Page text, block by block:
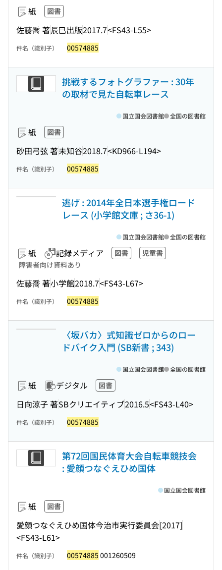
紙 図書
佐藤喬 著辰巳出版2017.7<FS43-L55>
件名（識別子） 00574885
挑戦するフォトグラファー : 30年
の取材で見た自転車レース
紙 図書
砂田弓弦 著未知谷2018.7<KD966-L194>
国立国会図書館 全国の図書館
件名（識別子） 00574885
逃げ : 2014年全日本選手権ロード
レース (小学館文庫 ; さ36-1)
紙 記録メディア 図書
児童書
障害者向け資料あり
佐藤喬 著小学館2018.7<FS43-L67>
国立国会図書館 全国の図書館
件名（識別子） 00574885
〈坂バカ〉式知識ゼロからのロー
ドバイク入門 (SB新書 ; 343)
紙 デジタル 図書
日向涼子 著SBクリエイティブ2016.5<FS43-L40>
国立国会図書館 全国の図書館
件名（識別子） 00574885
第72回国民体育大会自転車競技会
: 愛顔つなぐえひめ国体
紙 図書
愛顔つなぐえひめ国体今治市実行委員会[2017]
<FS43-L61>
国立国会図書館
件名（識別子） 00574885 001260509